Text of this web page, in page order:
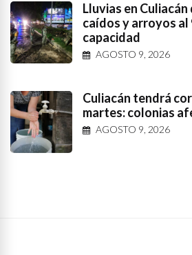
Lluvias en
caídos y arroyos al
capacidad
AGOSTO 9, 2026
Culiacán tendrá
martes: colonias
AGOSTO 9, 2026